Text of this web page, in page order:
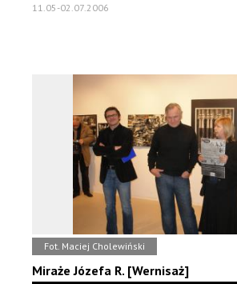
11.05-02.07.2006
Fot. Maciej Cholewiński
Miraże Józefa R. [Wernisaż]